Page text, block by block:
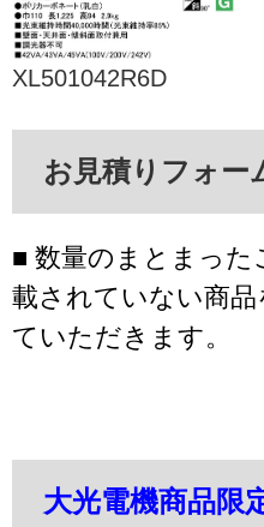
XL501042R6D
お見積りフォー
■ 数量のまとまった
載されていない商
ていただきます。
大光電機商品限